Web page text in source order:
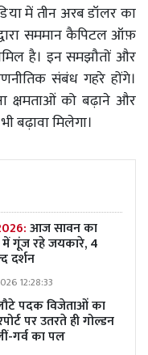
में तीन अरब डॉलर का
सममान कैपिटल ऑफ़
है। इन समझौतों और
संबंध गहरे होंगे।
क्षमताओं को बढ़ाने और
बढ़ावा मिलेगा।
आज सावन का
में गूंज रहे जयकारे, 4
दर्शन
12:28:33
पदक विजेताओं का
पर उतरते ही गोल्डन
गर्व का पल